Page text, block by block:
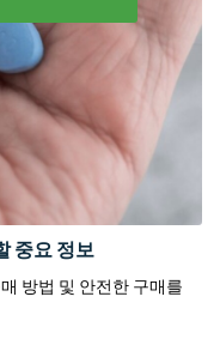
중요 정보
방법 및 안전한 구매를